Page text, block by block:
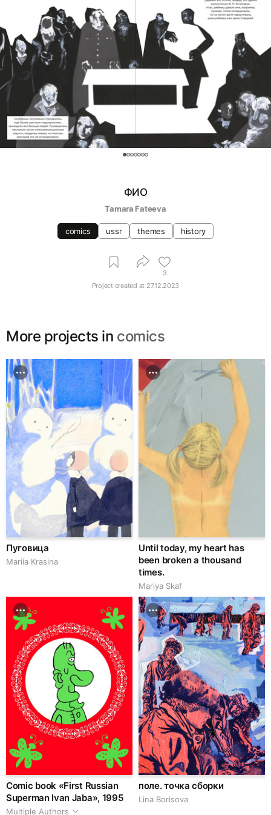
ФИО
Tamara Fateeva
comics ussr themes history
3
Project created at 27.12.2023
More projects in comics
Пуговица
Mariia Krasina
Until today, my heart has
been broken a thousand
times.
Mariya Skaf
Comic book «First Russian
Superman Ivan Jaba», 1995
Multiple Authors
поле. точка сборки
Lina Borisova